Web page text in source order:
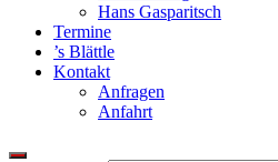
Hans Gasparitsch
Termine
’s Blättle
Kontakt
Anfragen
Anfahrt